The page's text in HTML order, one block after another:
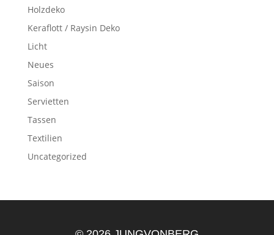
Holzdeko
Keraflott / Raysin Deko
Licht
Neues
Saison
Servietten
Tassen
Textilien
Uncategorized